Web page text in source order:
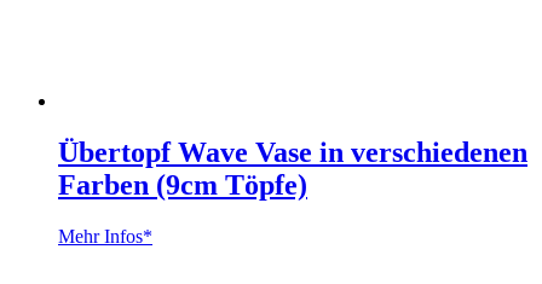
Übertopf Wave Vase in verschiedenen
Farben (9cm Töpfe)
Mehr Infos*